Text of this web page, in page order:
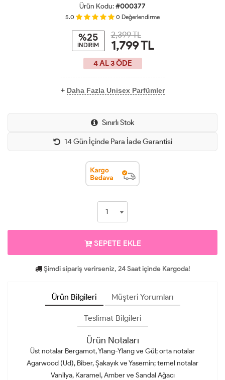
Ürün Kodu:#000377
5.0 0 Değerlendirme
%25
İNDİRİM
2,399 TL
1,799TL
4 AL 3 ÖDE
+ Daha Fazla Unisex Parfümler
Sınırlı Stok
14 Gün İçinde Para İade Garantisi
SEPETE EKLE
Şimdi sipariş verirseniz, 24 Saat içinde Kargoda!
Ürün Bilgileri Müşteri Yorumları
Teslimat Bilgileri
Ürün Notaları
Üst notalar Bergamot, Ylang-Ylang ve Gül; orta notalar
Agarwood (Ud), Biber, Şakayık ve Yasemin; temel notalar
Vanilya, Karamel, Amber ve Sandal Ağacı